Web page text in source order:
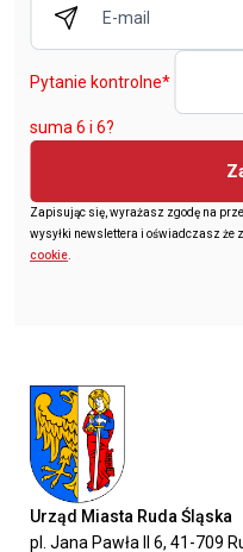
Pytanie kontrolne*
suma 6 i 6?
Zapisując się, wyrażasz zgodę na
wysyłki newslettera i oświadczasz że
cookie
Urząd Miasta Ruda Śląska
pl. Jana Pawła II 6, 41-709